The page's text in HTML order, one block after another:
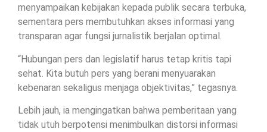
menyampaikan kebijakan kepada publik secara terbuka,
sementara pers membutuhkan akses informasi yang
transparan agar fungsi jurnalistik berjalan optimal.
“Hubungan pers dan legislatif harus tetap kritis tapi
sehat. Kita butuh pers yang berani menyuarakan
kebenaran sekaligus menjaga objektivitas,” tegasnya.
Lebih jauh, ia mengingatkan bahwa pemberitaan yang
tidak utuh berpotensi menimbulkan distorsi informasi